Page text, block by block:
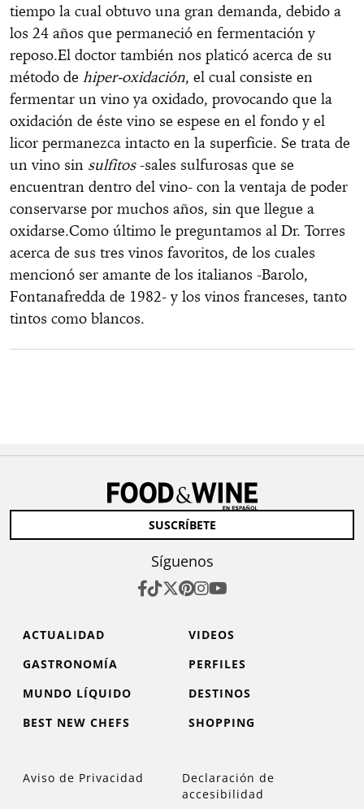
tiempo la cual obtuvo una gran demanda, debido a
los 24 años que permaneció en fermentación y
reposo.El doctor también nos platicó acerca de su
método de hiper-oxidación, el cual consiste en
fermentar un vino ya oxidado, provocando que la
oxidación de éste vino se espese en el fondo y el
licor permanezca intacto en la superficie. Se trata de
un vino sin sulfitos-sales sulfurosas que se
encuentran dentro del vino- con la ventaja de poder
conservarse por muchos años, sin que llegue a
oxidarse.Como último le preguntamos al Dr. Torres
acerca de sus tres vinos favoritos, de los cuales
mencionó ser amante de los italianos -Barolo,
Fontanafredda de 1982- y los vinos franceses, tanto
tintos como blancos.
SUSCRÍBETE
Síguenos
ACTUALIDAD
VIDEOS
GASTRONOMÍA
PERFILES
MUNDO LÍQUIDO
DESTINOS
BEST NEW CHEFS
SHOPPING
Aviso de Privacidad
Declaración de
accesibilidad